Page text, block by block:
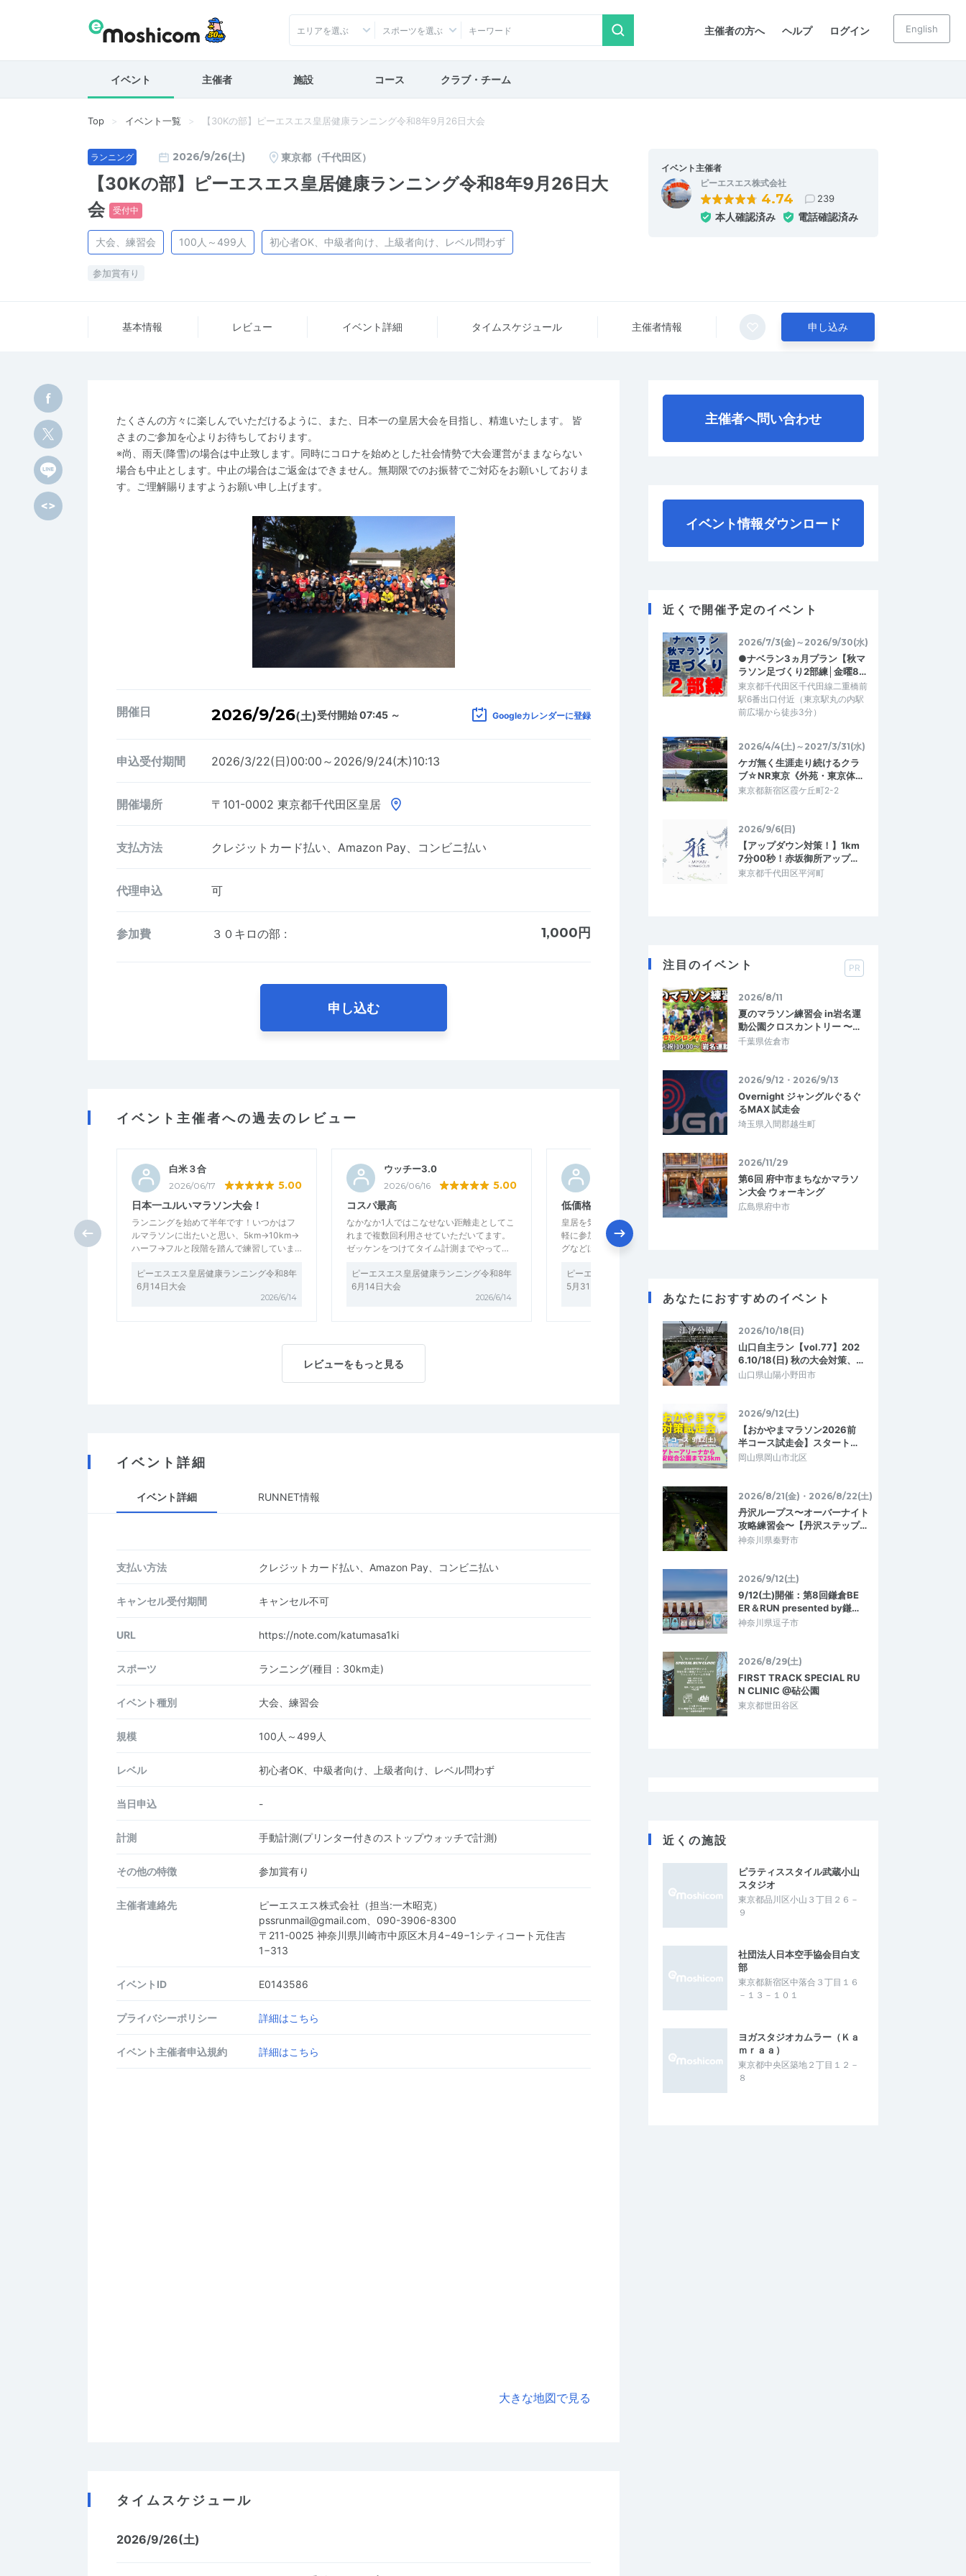
主催者の方へ ヘルプ ログイン
エリアを選ぶ スポーツを選ぶ English
イベント 主催者 施設 コース クラブ・チーム
Top イベント一覧 【30Kの部】ピーエスエス皇居健康ランニング令和8年9月26日大会
ランニング 2026/9/26(土) 東京都（千代田区）
【30Kの部】ピーエスエス皇居健康ランニング令和8年9月26日大
会
受付中
大会、練習会 100人～499人 初心者OK、中級者向け、上級者向け、レベル問わず
参加賞有り
イベント主催者
ピーエスエス株式会社
4.74 239
本人確認済み 電話確認済み
基本情報 レビュー イベント詳細 タイム スケジュール 主催者情報 申し込み
たくさんの方々に楽しんでいただけるように、また、日本一の皇居大会を目指し、精進いたします。 皆
さまのご参加を心よりお待ちしております。
※尚、雨天(降雪)の場合は中止致します。同時にコロナを始めとした社会情勢で大会運営がままならない
場合も中止とします。中止の場合はご返金はできません。無期限でのお振替でご対応をお願いしておりま
す。ご理解賜りますようお願い申し上げます。
開催日 2026/9/26(土)受付開始 07:45 ～ Googleカレンダーに登録
申込受付期間 2026/3/22(日)00:00～2026/9/24(木)10:13
開催場所 〒101-0002 東京都千代田区皇居
支払方法 クレジットカード払い、Amazon Pay、コンビニ払い
代理申込 可
参加費 ３０キロの部 : 1,000円
申し込む
イベント主催者への過去のレビュー
白米３合
2026/06/17 5.00
日本一ユルいマラソン大会！
ランニングを始めて半年です！いつかはフ
ルマラソンに出たいと思い、5km→10km→
ハーフ→フルと段階を踏んで練習していま…
ピーエスエス皇居健康ランニング令和8年
6月14日大会
2026/6/14
ウッチー3.0
2026/06/16 5.00
コスパ最高
なかなか1人ではこなせない距離走としてこ
れまで複数回利用させていただいてます。
ゼッケンをつけてタイム計測までやって…
ピーエスエス皇居健康ランニング令和8年
6月14日大会
2026/6/14
5.00
低価格に大満足です
皇居を気持ちよく走れました。低価格で気
軽に参加できたことに大満足です。計測タ
グなどはありませんが、なくて充分です…
ピーエスエス皇居健康ランニング令和8年
5月31日大会
2026/5/31
2026/04/22
とてもリーズナブルで参加しやすい
レビューをもっと見る
イベント詳細
イベント詳細 RUNNET情報
支払い方法 クレジットカード払い、Amazon Pay、コンビニ払い
キャンセル受付期間 キャンセル不可
URL https://note.com/katumasa1ki
スポーツ ランニング(種目：30km走)
イベント種別 大会、練習会
規模 100人～499人
レベル 初心者OK、中級者向け、上級者向け、レベル問わず
当日申込 -
計測 手動計測(プリンター付きのストップウォッチで計測)
その他の特徴 参加賞有り
主催者連絡先
ピーエスエス株式会社（担当:一木昭克）
pssrunmail@gmail.com、090-3906-8300
〒211-0025 神奈川県川崎市中原区木月4−49−1シティコート元住吉
1−313
イベントID E0143586
プライバシーポリシー 詳細はこちら
イベント主催者申込規約 詳細はこちら
大きな地図で見る
タイムスケジュール
2026/9/26(土)
主催者へ問い合わせ
イベント情報ダウンロード
近くで開催予定のイベント
2026/7/3(金)～2026/9/30(水)
●ナベラン3ヵ月プラン【秋マ
ラソン足づくり2部練│金曜8…
東京都千代田区千代田線二重橋前
駅6番出口付近（東京駅丸の内駅
前広場から徒歩3分）
2026/4/4(土)～2027/3/31(水)
ケガ無く生涯走り続けるクラ
ブ☆NR東京《外苑・東京体…
東京都新宿区霞ケ丘町2-2
2026/9/6(日)
【アップダウン対策！】1km
7分00秒！赤坂御所アップ…
東京都千代田区平河町
注目のイベント PR
2026/8/11
夏のマラソン練習会 in岩名運
動公園クロスカントリー 〜…
千葉県佐倉市
2026/9/12・2026/9/13
Overnight ジャングルぐるぐ
るMAX 試走会
埼玉県入間郡越生町
2026/11/29
第6回 府中市まちなかマラソ
ン大会 ウォーキング
広島県府中市
あなたにおすすめのイベント
2026/10/18(日)
山口自主ラン【vol.77】202
6.10/18(日) 秋の大会対策、…
山口県山陽小野田市
2026/9/12(土)
【おかやまマラソン2026前
半コース試走会】スタート…
岡山県岡山市北区
2026/8/21(金)・2026/8/22(土)
丹沢ループス〜オーバーナイト
攻略練習会〜【丹沢ステップ…
神奈川県秦野市
2026/9/12(土)
9/12(土)開催：第8回鎌倉BE
ER＆RUN presented by鎌…
神奈川県逗子市
2026/8/29(土)
FIRST TRACK SPECIAL RU
N CLINIC @砧公園
東京都世田谷区
近くの施設
ピラティススタイル武蔵小山
スタジオ
東京都品川区小山３丁目２６－
９
社団法人日本空手協会目白支
部
東京都新宿区中落合３丁目１６
－１３－１０１
ヨガスタジオカムラー（Ｋａ
ｍｒａａ）
東京都中央区築地２丁目１２－
８